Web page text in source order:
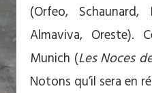
(Orfeo,
Almaviva, Oreste).
Munich (Les Noces
Notons qu’il sera en